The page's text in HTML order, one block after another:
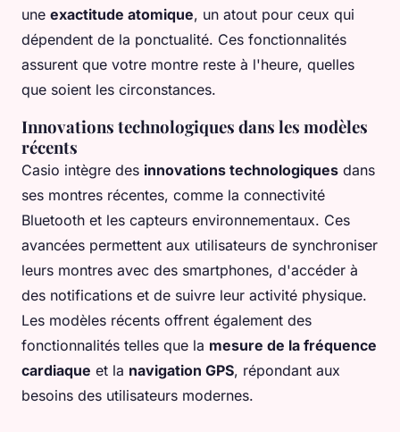
une exactitude atomique, un atout pour ceux qui
dépendent de la ponctualité. Ces fonctionnalités
assurent que votre montre reste à l'heure, quelles
que soient les circonstances.
Innovations technologiques dans les modèles
récents
Casio intègre des innovations technologiques dans
ses montres récentes, comme la connectivité
Bluetooth et les capteurs environnementaux. Ces
avancées permettent aux utilisateurs de synchroniser
leurs montres avec des smartphones, d'accéder à
des notifications et de suivre leur activité physique.
Les modèles récents offrent également des
fonctionnalités telles que la mesure de la fréquence
cardiaque et la navigation GPS, répondant aux
besoins des utilisateurs modernes.